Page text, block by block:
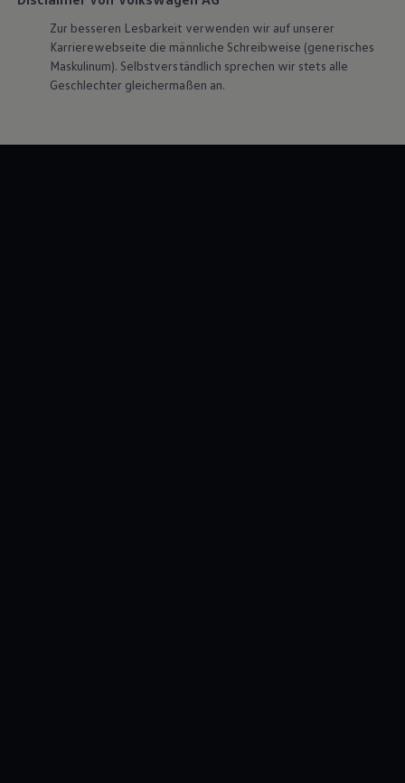
Zur besseren Lesbarkeit verwenden wir auf unserer
Karrierewebseite die männliche Schreibweise (generisches
Maskulinum). Selbstverständlich sprechen wir stets alle
Geschlechter gleichermaßen an.